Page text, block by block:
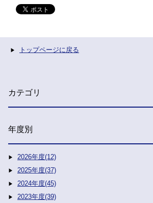
トップページに戻る
カテゴリ
年度別
2026年度(12)
2025年度(37)
2024年度(45)
2023年度(39)